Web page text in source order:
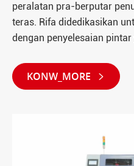
peralatan pra-berputar
teras. Rifa didedikasikan
dengan penyelesaian
KONW_MORE 